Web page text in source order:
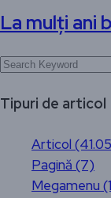
La mulți ani
Tipuri de articol
Articol
Pagină (7)
Megamenu